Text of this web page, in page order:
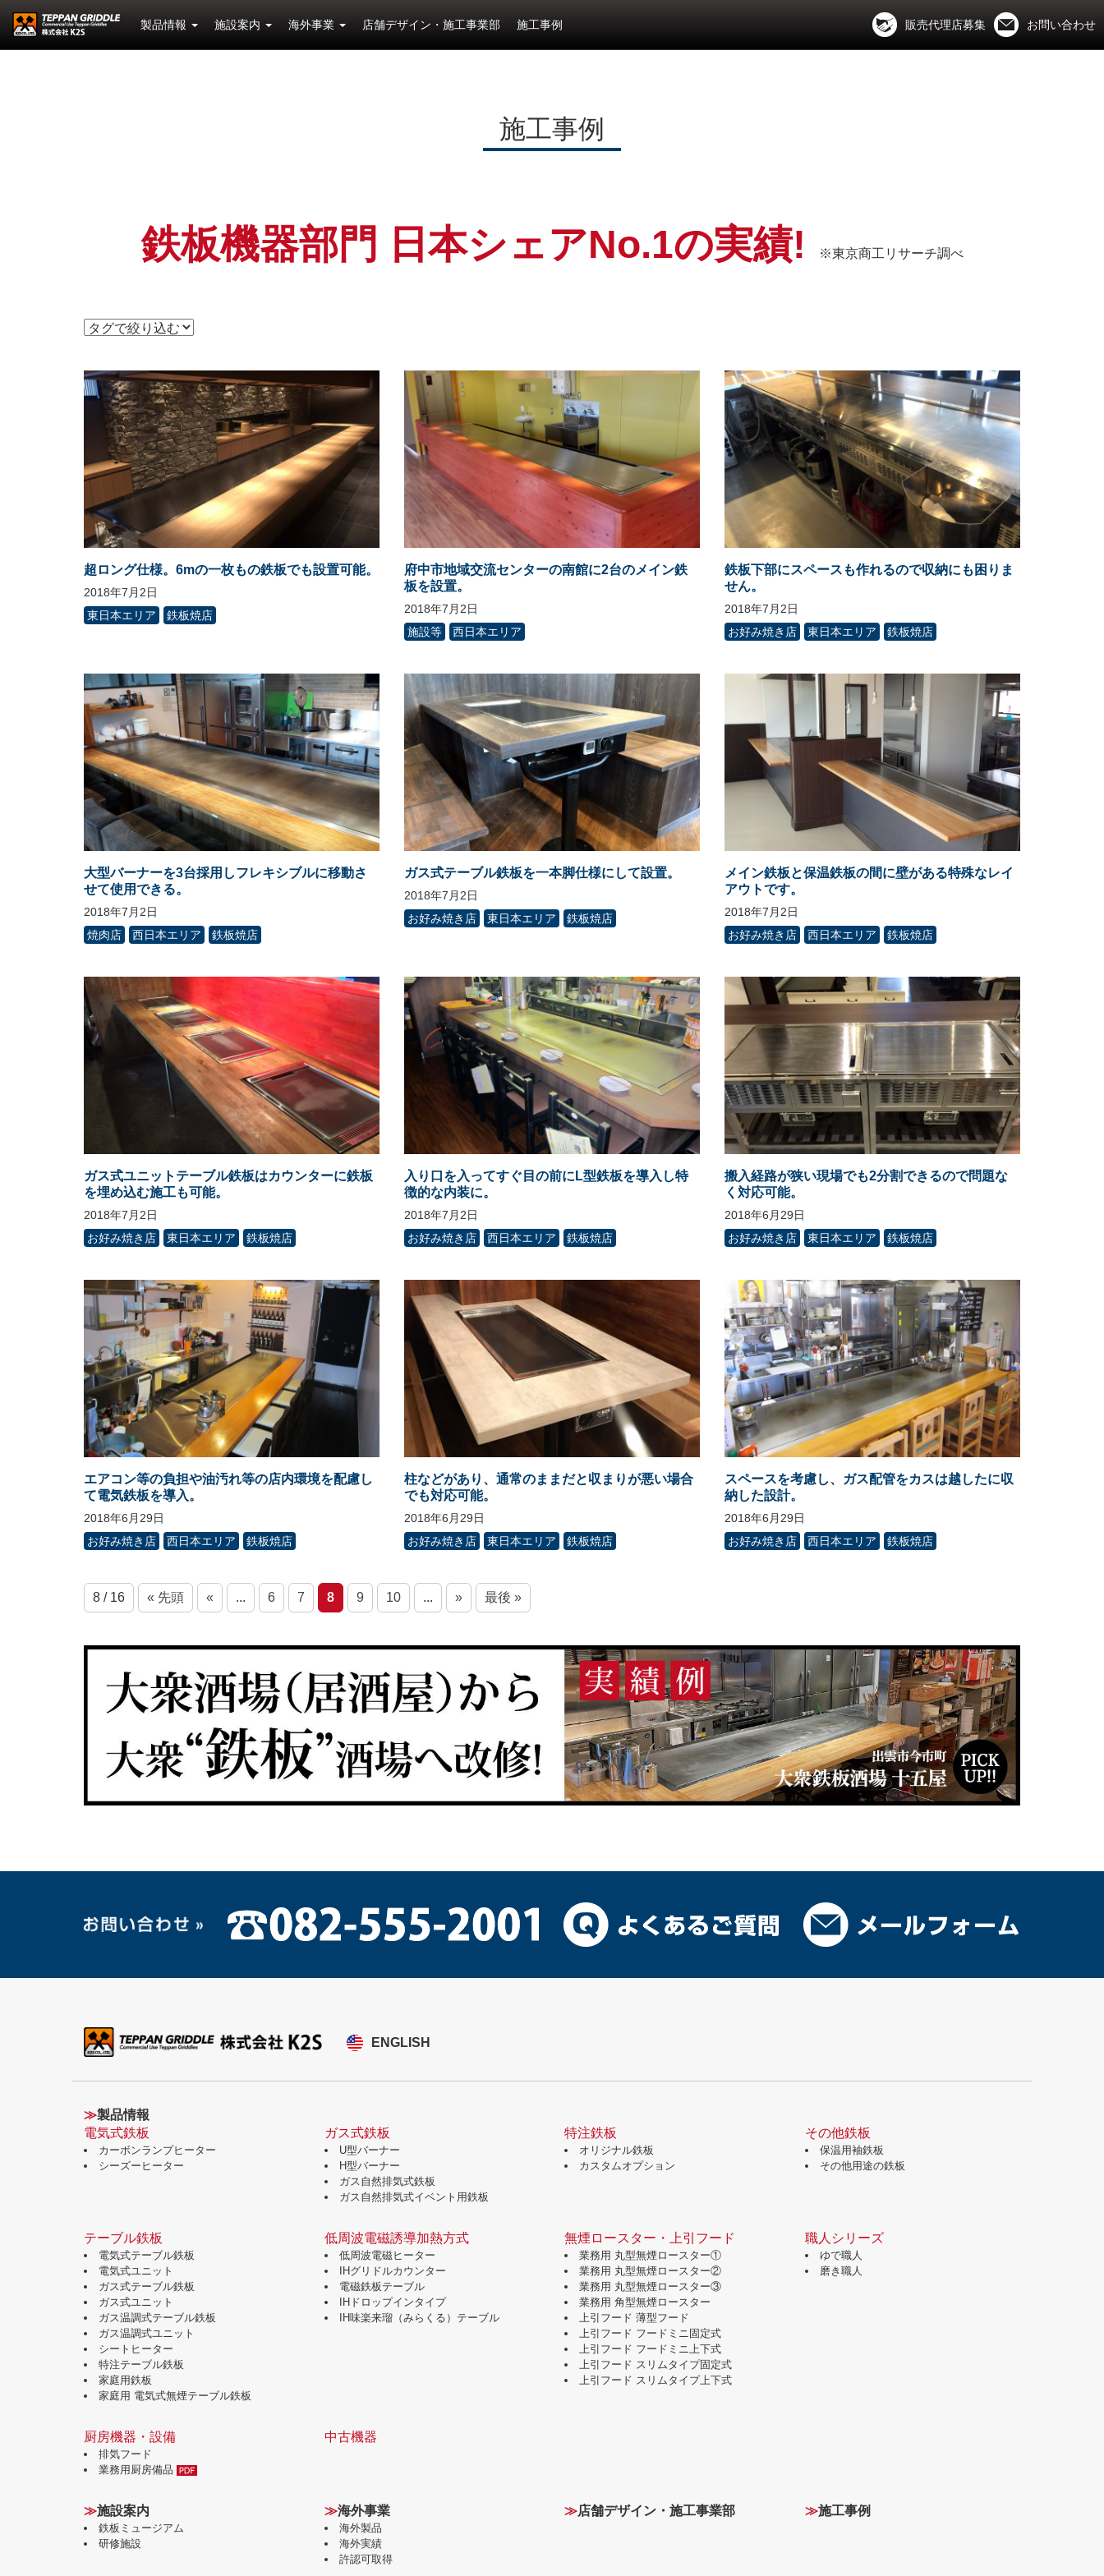
製品情報 施設案内 海外事業 店舗デザイン・施工事業部 施工事例 販売代理店募集 お問い合わせ
施工事例
鉄板機器部門 日本シェアNo.1の実績! ※東京商工リサーチ調べ
超ロング仕様。6mの一枚もの鉄板でも設置可能。
2018年7月2日
東日本エリア
鉄板焼店
府中市地域交流センターの南館に2台のメイン鉄
板を設置。
2018年7月2日
施設等
西日本エリア
鉄板下部にスペースも作れるので収納にも困りま
せん。
2018年7月2日
お好み焼き店
東日本エリア 鉄板焼店
大型バーナーを3台採用しフレキシブルに移動さ
せて使用できる。
2018年7月2日
焼肉店
西日本エリア 鉄板焼店
ガス式テーブル鉄板を一本脚仕様にして設置。
2018年7月2日
お好み焼き店
東日本エリア 鉄板焼店
メイン鉄板と保温鉄板の間に壁がある特殊なレイ
アウトです。
2018年7月2日
お好み焼き店
西日本エリア 鉄板焼店
ガス式ユニットテーブル鉄板はカウンターに鉄板
を埋め込む施工も可能。
2018年7月2日
お好み焼き店
東日本エリア 鉄板焼店
入り口を入ってすぐ目の前にL型鉄板を導入し特
徴的な内装に。
2018年7月2日
お好み焼き店
西日本エリア 鉄板焼店
搬入経路が狭い現場でも2分割できるので問題な
く対応可能。
2018年6月29日
お好み焼き店
東日本エリア 鉄板焼店
エアコン等の負担や油汚れ等の店内環境を配慮し
て電気鉄板を導入。
2018年6月29日
お好み焼き店
西日本エリア 鉄板焼店
柱などがあり、通常のままだと収まりが悪い場合
でも対応可能。
2018年6月29日
お好み焼き店
東日本エリア 鉄板焼店
スペースを考慮し、ガス配管をカスは越したに収
納した設計。
2018年6月29日
お好み焼き店
西日本エリア 鉄板焼店
8 / 16 « 先頭 « ... 6 7 8 9 10 ... » 最後 »
ENGLISH
≫製品情報
電気式鉄板
カーボンランプヒーター
シーズーヒーター
ガス式鉄板
U型バーナー
H型バーナー
ガス自然排気式鉄板
ガス自然排気式イベント用鉄板
特注鉄板
オリジナル鉄板
カスタムオプション
その他鉄板
保温用袖鉄板
その他用途の鉄板
テーブル鉄板
電気式テーブル鉄板
電気式ユニット
ガス式テーブル鉄板
ガス式ユニット
ガス温調式テーブル鉄板
ガス温調式ユニット
シートヒーター
特注テーブル鉄板
家庭用鉄板
家庭用 電気式無煙テーブル鉄板
低周波電磁誘導加熱方式
低周波電磁ヒーター
IHグリドルカウンター
電磁鉄板テーブル
IHドロップインタイプ
IH味楽来瑠（みらくる）テーブル
無煙ロースター・上引フード
業務用 丸型無煙ロースター①
業務用 丸型無煙ロースター②
業務用 丸型無煙ロースター③
業務用 角型無煙ロースター
上引フード 薄型フード
上引フード フードミニ固定式
上引フード フードミニ上下式
上引フード スリムタイプ固定式
上引フード スリムタイプ上下式
職人シリーズ
ゆで職人
磨き職人
厨房機器・設備
排気フード
業務用厨房備品
中古機器
≫施設案内
鉄板ミュージアム
研修施設
≫海外事業
海外製品
海外実績
許認可取得
≫店舗デザイン・施工事業部 ≫施工事例